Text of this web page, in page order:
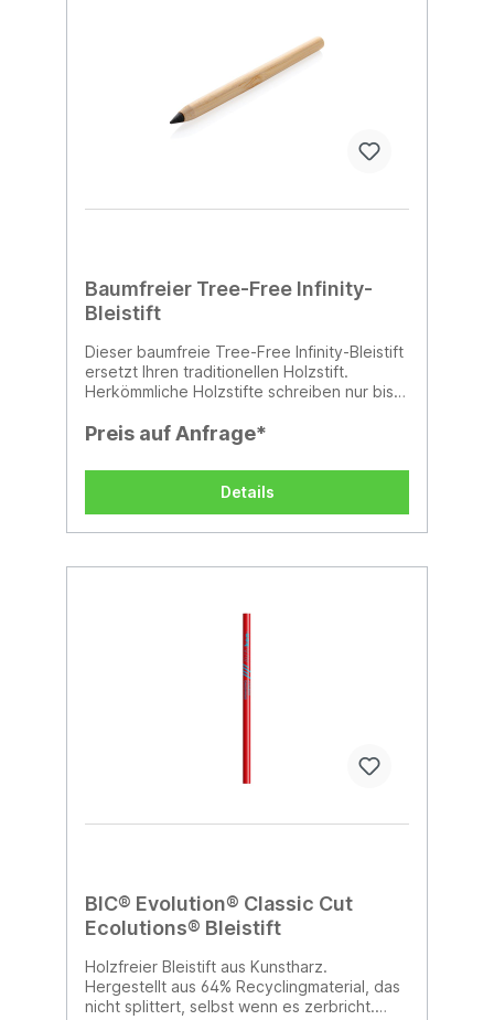
Baumfreier Tree-Free Infinity-
Bleistift
Dieser baumfreie Tree-Free Infinity-Bleistift
ersetzt Ihren traditionellen Holzstift.
Herkömmliche Holzstifte schreiben nur bis
Infinity Bleistift hat eine Schreiblänge von
bis zu etwa 20.000 Metern da er mit seiner
Graphitspitze, um eine Graphitlinie erzeugt.
Er schreibt wie ein Bleistift, und auch das
Geschriebene kann radiert werden. Er
funktioniert, indem er genau wie ein
auf Papier hinterlässt, aber das Graphit
mal länger hält als traditionelle Holzstifte!
Preis auf Anfrage*
Details
BIC® Evolution® Classic Cut
Ecolutions® Bleistift
Holzfreier Bleistift aus Kunstharz.
Hergestellt aus 64% Recyclingmaterial, das
nicht splittert, selbst wenn es zerbricht.